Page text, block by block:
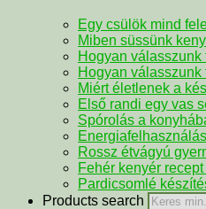
Egy csülök mind
Miben süssünk
Hogyan válasszunk
Hogyan válasszunk
Miért életlenek a
Első randi egy vas
Spórolás a
Rossz étvágyú
Fehér kenyér
Pardicsomlé
Products search